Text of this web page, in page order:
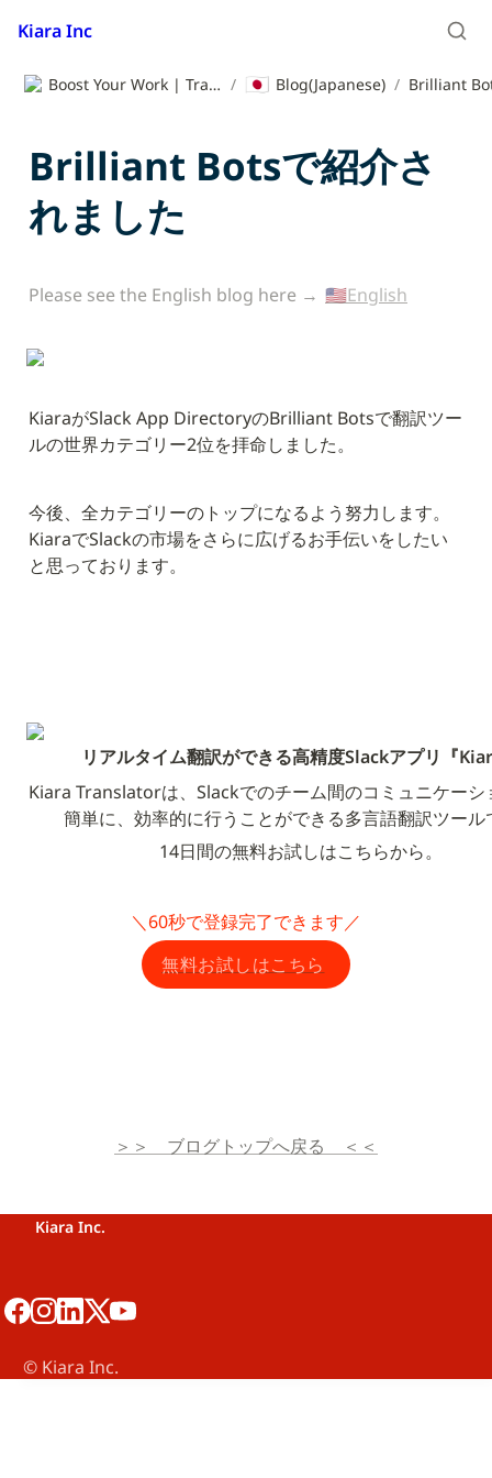
Kiara Inc
Boost Your Work | Translation App | Kiara Inc. / 🇯🇵 Blog(Japanese) /
Brilliant Botsで紹介さ
れました
Please see the English blog here → 🇺🇸English
KiaraがSlack App DirectoryのBrilliant Botsで翻訳ツー
ルの世界カテゴリー2位を拝命しました。
今後、全カテゴリーのトップになるよう努力します。
KiaraでSlackの市場をさらに広げるお手伝いをしたい
と思っております。
リアルタイム翻訳ができる高精度Slackアプリ『
Kiara Translatorは、Slackでのチーム間のコミュニケーシ
簡単に、効率的に行うことができる多言語翻訳ツール
14日間の無料お試しはこちらから。
＼60秒で登録完了できます／
無料お試しはこちら
＞＞　ブログトップへ戻る　＜＜
Kiara Inc.
©️ Kiara Inc.